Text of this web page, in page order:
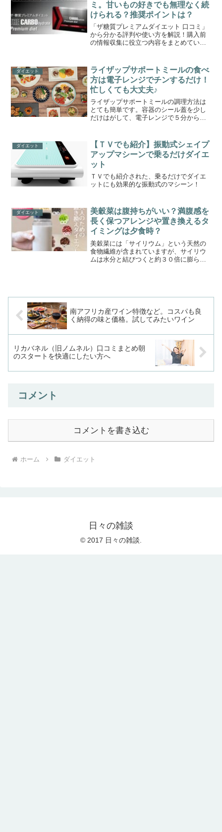
ミ。甘いもの好きでも無理なく続
けられる？推奨ポイントは？
「ザ糖質プレミアムダイエット 口コミ」
から分かる評判や使い方を解説！購入前
の情報収集に役立つ内容をまとめていま
ダイエット
ライザップサポートミールの食べ
方は電子レンジでチンするだけ！
忙しくても大丈夫♪
ライザップサポートミールの調理方法は
とても簡単です。容器のシール蓋を少し
だけはがして、電子レンジで５分から６
プサポートミールは、主食と数種類の副
菜がひとつの容器に入って...
ダイエット
【ＴＶでも紹介】振動式シェイプ
アップマシーンで乗るだけダイエ
ット
ＴＶでも紹介された、乗るだけでダイエ
ットにも効果的な振動式のマシーン！
ダイエット
美穀菜は腹持ちがいい？満腹感を
長く保つアレンジや置き換えるタ
イミングは夕食時？
美穀菜には「サイリウム」という天然の
食物繊維が含まれていますが、サイリウ
ムは水分と結びつくと約３０倍に膨らむ
南アフリカ産ワイン特徴など。コスパも良
く納得の味と価格。試してみたいワイン
リカバネル（旧ノムネル）口コミまとめ朝
のスタートを快適にしたい方へ
コメント
コメントを書き込む
ホーム ダイエット
日々の雑談
© 2017 日々の雑談.